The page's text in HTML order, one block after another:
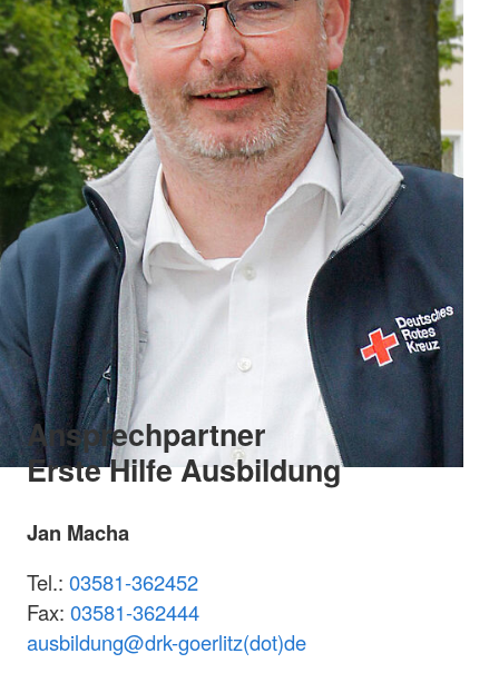
Ansprechpartner
Erste Hilfe Ausbildung
Jan Macha
Tel.: 03581-362452
Fax: 03581-362444
ausbildung@drk-goerlitz(dot)de